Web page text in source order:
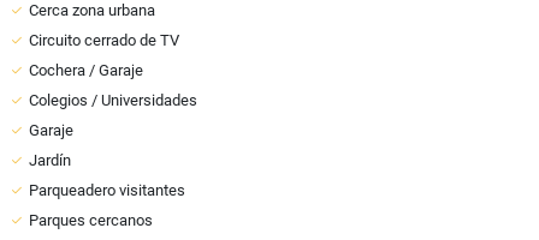
Cerca zona urbana
Circuito cerrado de TV
Cochera / Garaje
Colegios / Universidades
Garaje
Jardín
Parqueadero visitantes
Parques cercanos